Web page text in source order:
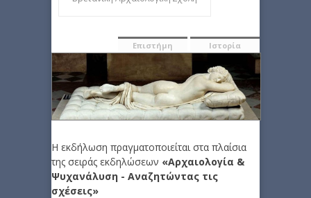
Ιστορία
Επιστήμη
Η εκδήλωση πραγματοποιείται στα πλαίσια
της σειράς εκδηλώσεων «Αρχαιολογία &
Ψυχανάλυση - Αναζητώντας τις
σχέσεις»